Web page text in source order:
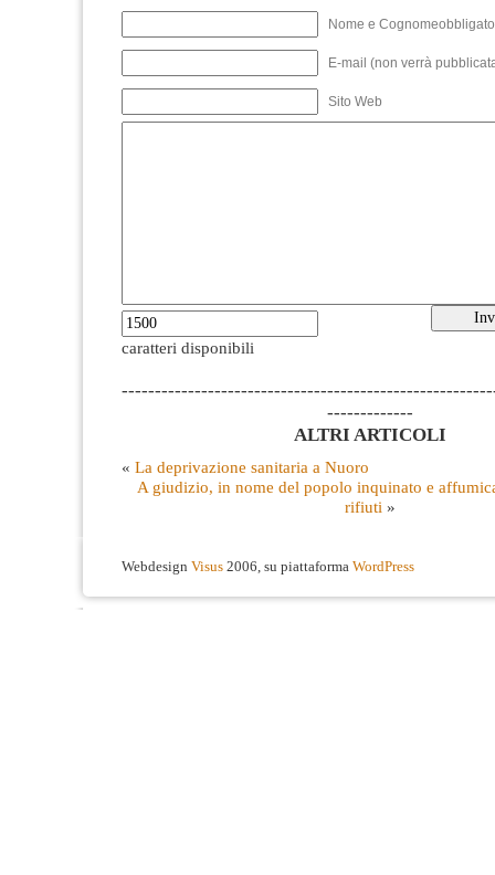
Nome e
E-mail (non verrà
Sito Web
caratteri disponibili
-------------
ALTRI ARTICOLI
« La deprivazione sanitaria a Nuoro
A giudizio, in nome del popolo inquinato e
rifiuti »
Webdesign Visus 2006, su piattaforma WordPress